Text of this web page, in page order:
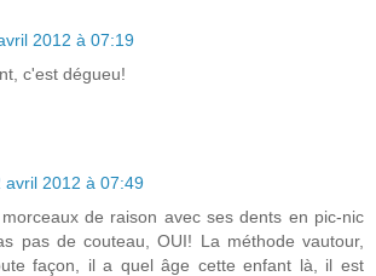
2012 à 07:19
c'est dégueu!
avril 2012 à 07:49
de raison avec ses dents en pic-nic
pas de couteau, OUI! La méthode vautour,
façon, il a quel âge cette enfant là, il est